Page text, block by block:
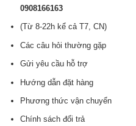
0908166163
(Từ 8-22h kể cả T7, CN)
Các câu hỏi thường gặp
Gửi yêu cầu hỗ trợ
Hướng dẫn đặt hàng
Phương thức vận chuyển
Chính sách đổi trả